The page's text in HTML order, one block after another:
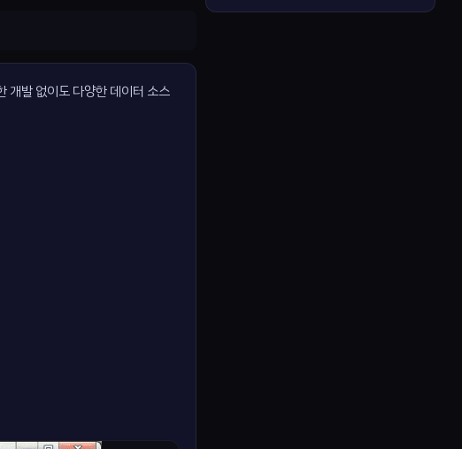
발 없이도 다양한 데이터 소스